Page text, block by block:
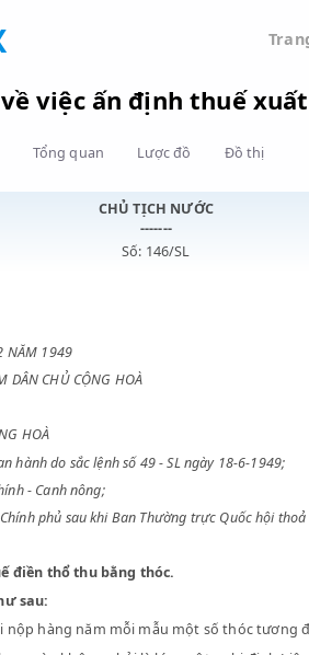
về việc ấn định
CHỦ TỊCH NƯỚC
-------
12 NĂM 1949
DÂN CHỦ CỘNG HOÀ
HOÀ
ban hành do sắc lệnh số 49 - SL ngày 18-
chính - Canh nông;
Chính phủ sau khi Ban Thường trực Quốc
điền thổ thu bằng thóc.